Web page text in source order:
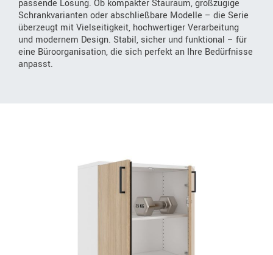
passende Lösung. Ob kompakter Stauraum, großzügige
Schrankvarianten oder abschließbare Modelle – die Serie
überzeugt mit Vielseitigkeit, hochwertiger Verarbeitung
und modernem Design. Stabil, sicher und funktional – für
eine Büroorganisation, die sich perfekt an Ihre Bedürfnisse
anpasst.